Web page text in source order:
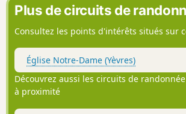
Plus de circuits de
Consultez les points d'intérêts situés sur
Église Notre-Dame (Yèvres)
Découvrez aussi les circuits de
à proximité